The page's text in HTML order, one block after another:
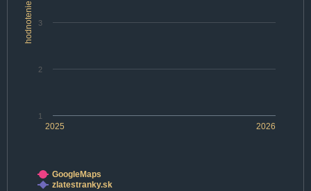
hodnotenie
2025 2026
1
2
3
GoogleMaps
zlatestranky.sk